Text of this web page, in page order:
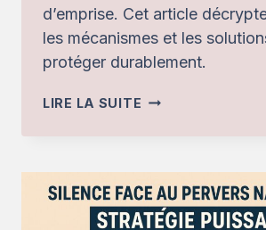
d’emprise. Cet article
les mécanismes et les
protéger durablement.
LIRE LA SUITE QUAND
DEVIENT
FOU
: